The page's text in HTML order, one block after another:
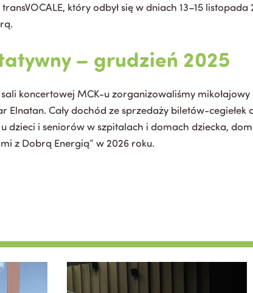
który odbył się w dniach 13–15
– grudzień 2025
koncertowej MCK-u zorganizowaliśmy
Elnatan. Cały dochód ze sprzedaży biletów-
dzieci i seniorów w szpitalach i domach dziecka,
z Dobrą Energią” w 2026 roku.